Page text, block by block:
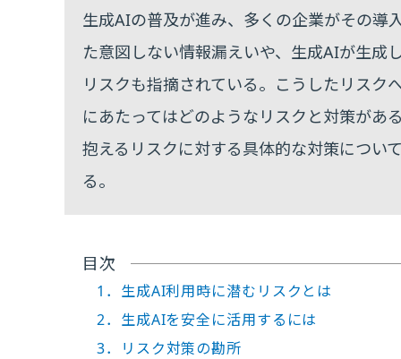
生成AIの普及が進み、多くの企業がその導
た意図しない情報漏えいや、生成AIが生成
リスクも指摘されている。こうしたリスク
にあたってはどのようなリスクと対策があ
抱えるリスクに対する具体的な対策につい
る。
目次
1．生成AI利用時に潜むリスクとは
2．生成AIを安全に活用するには
3．リスク対策の勘所